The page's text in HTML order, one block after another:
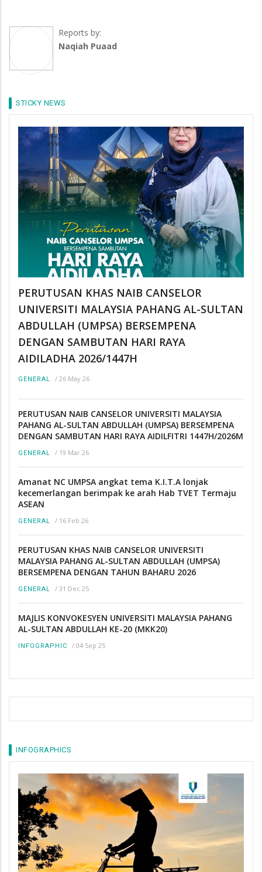
Reports by:
Naqiah Puaad
STICKY NEWS
PERUTUSAN KHAS NAIB CANSELOR
UNIVERSITI MALAYSIA PAHANG AL-SULTAN
ABDULLAH (UMPSA) BERSEMPENA
DENGAN SAMBUTAN HARI RAYA
AIDILADHA 2026/1447H
GENERAL / 26 May 26
PERUTUSAN NAIB CANSELOR UNIVERSITI MALAYSIA
PAHANG AL-SULTAN ABDULLAH (UMPSA) BERSEMPENA
DENGAN SAMBUTAN HARI RAYA AIDILFITRI 1447H/2026M
GENERAL / 19 Mar 26
Amanat NC UMPSA angkat tema K.I.T.A lonjak
kecemerlangan berimpak ke arah Hab TVET Termaju
ASEAN
GENERAL / 16 Feb 26
PERUTUSAN KHAS NAIB CANSELOR UNIVERSITI
MALAYSIA PAHANG AL-SULTAN ABDULLAH (UMPSA)
BERSEMPENA DENGAN TAHUN BAHARU 2026
GENERAL / 31 Dec 25
MAJLIS KONVOKESYEN UNIVERSITI MALAYSIA PAHANG
AL-SULTAN ABDULLAH KE-20 (MKK20)
INFOGRAPHIC / 04 Sep 25
INFOGRAPHICS